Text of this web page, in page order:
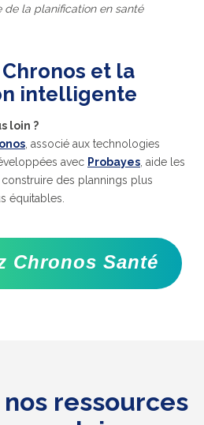
de la planification en santé
et la
intelligente
loin ?
, associé aux technologies
avec Probayes , aide les
des plannings plus
équitables.
Chronos Santé
ressources